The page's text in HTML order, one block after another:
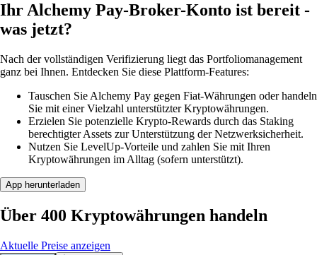
Ihr Alchemy Pay-Broker-Konto ist bereit -
was jetzt?
Nach der vollständigen Verifizierung liegt das Portfoliomanagement
ganz bei Ihnen. Entdecken Sie diese Plattform-Features:
Tauschen Sie Alchemy Pay gegen Fiat-Währungen oder handeln
Sie mit einer Vielzahl unterstützter Kryptowährungen.
Erzielen Sie potenzielle Krypto-Rewards durch das Staking
berechtigter Assets zur Unterstützung der Netzwerksicherheit.
Nutzen Sie LevelUp-Vorteile und zahlen Sie mit Ihren
Kryptowährungen im Alltag (sofern unterstützt).
App herunterladen
Über 400 Kryptowährungen handeln
Aktuelle Preise anzeigen